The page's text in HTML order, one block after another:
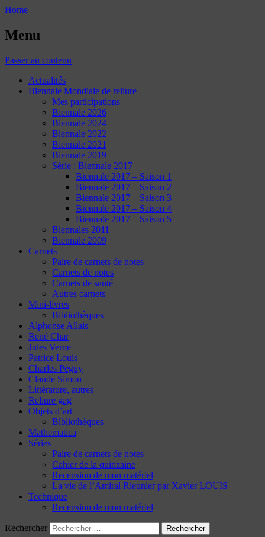
Home
Menu
Passer au contenu
Actualités
Biennale Mondiale de reliure
Mes participations
Biennale 2026
Biennale 2024
Biennale 2022
Biennale 2021
Biennale 2019
Série : Biennale 2017
Biennale 2017 – Saison 1
Biennale 2017 – Saison 2
Biennale 2017 – Saison 3
Biennale 2017 – Saison 4
Biennale 2017 – Saison 5
Biennales 2011
Biennale 2009
Carnets
Paire de carnets de notes
Carnets de notes
Carnets de santé
Autres carnets
Mini-livres
Bibliothèques
Alphonse Allais
René Char
Jules Verne
Patrice Louis
Charles Péguy
Claude Simon
Littérature, autres
Reliure gag
Objets d’art
Bibliothèques
Mathematica
Séries
Paire de carnets de notes
Cahier de la quinzaine
Recension de mon matériel
La vie de l’Amiral Rieunier par Xavier LOUIS
Technique
Recension de mon matériel
Rechercher